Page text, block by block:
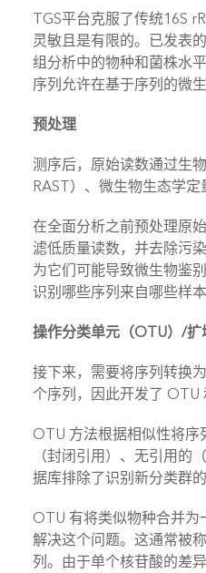
TGS平台克服了传统16S
灵敏且是有限的。已发表
组分析中的物种和菌株水
序列允许在基于序列的微
预处理
测序后，原始读数通过生
RAST）、微生物生态学
在全面分析之前预处理原
滤低质量读数，并去除污
为它们可能导致微生物鉴
识别哪些序列来自哪些样
操作分类单元（OTU）/扩
接下来，需要将序列转换
个序列，因此开发了 OTU
OTU 方法根据相似性将序
（封闭引用）、无引用
据库排除了识别新分类群
OTU 有将类似物种合并为
解决这个问题。这通常被
列。由于单个核苷酸的差